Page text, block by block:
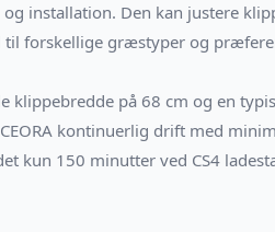
installation. Den kan justere
til forskellige græstyper og
klippebredde på 68 cm og en
kontinuerlig drift med
kun 150 minutter ved CS4